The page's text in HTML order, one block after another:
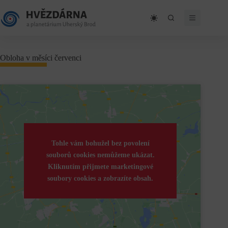
to
content
Obloha v měsíci červenci
Tohle vám bohužel bez povolení
souborů cookies nemůžeme ukázat.
Kliknutím přijmete marketingové
soubory cookies a zobrazíte obsah.